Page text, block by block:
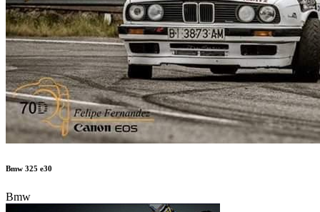
Bmw 325 e30
Bmw